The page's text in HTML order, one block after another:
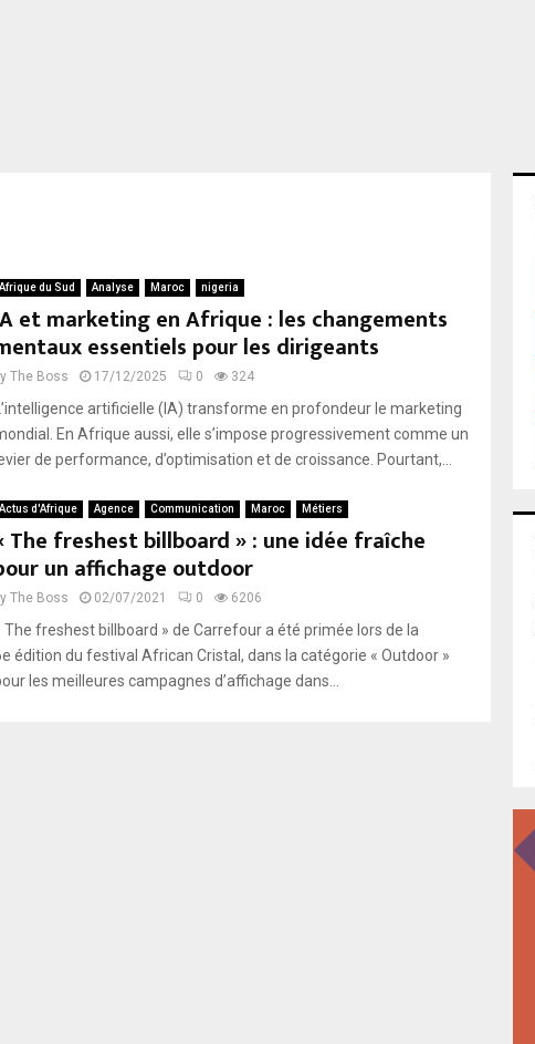
Afrique du Sud Analyse Maroc nigeria
et marketing en Afrique : les changements
essentiels pour les dirigeants
The Boss 17/12/2025 0 324
artificielle (IA) transforme en profondeur le marketing
En Afrique aussi, elle s’impose progressivement comme un
de performance, d’optimisation et de croissance. Pourtant,...
Actus d'Afrique Agence Communication Maroc Métiers
The freshest billboard » : une idée fraîche
un affichage outdoor
The Boss 02/07/2021 0 6206
The freshest billboard » de Carrefour a été primée lors de la
édition du festival African Cristal, dans la catégorie « Outdoor »
les meilleures campagnes d’affichage dans...